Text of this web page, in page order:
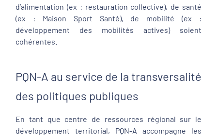
d’alimentation (ex : restauration collective), de santé
(ex : Maison Sport Santé), de mobilité (ex :
développement des mobilités actives) soient
cohérentes.
PQN-A au service de la transversalité
des politiques publiques
En tant que centre de ressources régional sur le
développement territorial, PQN-A accompagne les